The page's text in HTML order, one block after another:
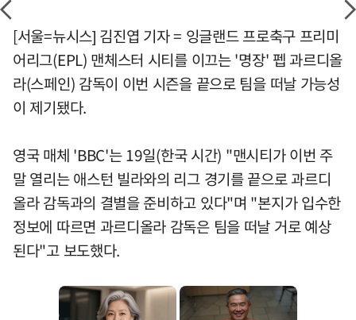
[서울=뉴시스] 김진엽 기자 = 잉글랜드 프로축구 프리미
어리그(EPL) 맨체스터 시티를 이끄는 '명장' 펩 과르디올
라(스페인) 감독이 이번 시즌을 끝으로 팀을 떠날 가능성
이 제기됐다.
영국 매체 'BBC'는 19일(한국 시간) "맨시티가 이번 주
말 열리는 애스턴 빌라와의 리그 경기를 끝으로 과르디
올라 감독과의 결별을 준비하고 있다"며 "본지가 입수한
정보에 따르면 과르디올라 감독은 팀을 떠날 거로 예상
된다"고 보도했다.